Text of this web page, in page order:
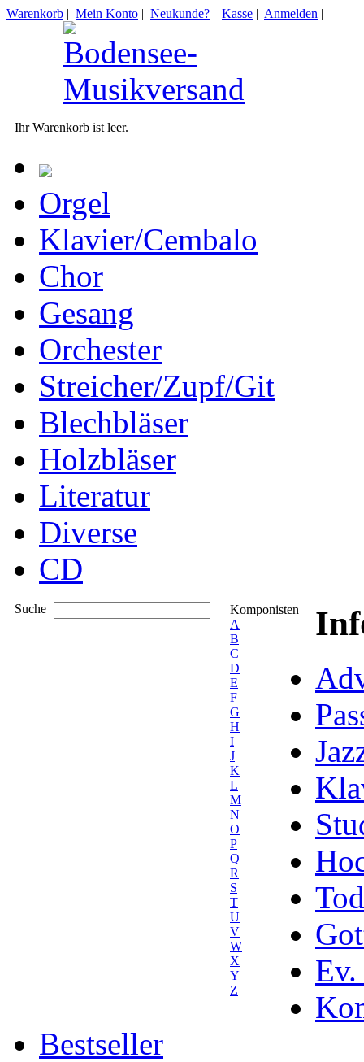
Warenkorb | Mein Konto | Neukunde? | Kasse | Anmelden |
Ihr Warenkorb ist leer.
Orgel
Klavier/Cembalo
Chor
Gesang
Orchester
Streicher/Zupf/Git
Blechbläser
Holzbläser
Literatur
Diverse
CD
Suche
Komponisten
A
B
C
D
E
F
G
H
I
J
K
L
M
N
O
P
Q
R
S
T
U
V
W
X
Y
Z
Ev.
Bestseller